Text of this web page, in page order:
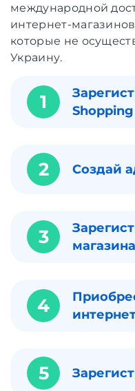
международной
интернет-
которые не
Украину.
1
Shopping
2 Создай
3
4
5